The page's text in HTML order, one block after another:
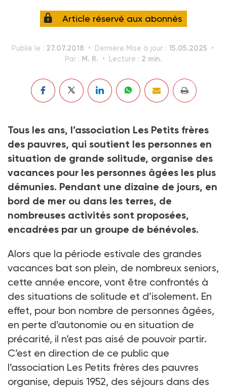
Article réservé aux abonnés
Publié le : 27.07.2018 Dernière Mise à jour : 15.05.2025
Par : M. R. Lecture : 2 min.
Tous les ans, l’association Les Petits frères
des pauvres, qui soutient les personnes en
situation de grande solitude, organise des
vacances pour les personnes âgées les plus
démunies. Pendant une dizaine de jours, en
bord de mer ou dans les terres, de
nombreuses activités sont proposées,
encadrées par un groupe de bénévoles.
Alors que la période estivale des grandes
vacances bat son plein, de nombreux seniors,
cette année encore, vont être confrontés à
des situations de solitude et d’isolement. En
effet, pour bon nombre de personnes âgées,
en perte d’autonomie ou en situation de
précarité, il n’est pas aisé de pouvoir partir.
C’est en direction de ce public que
l’association Les Petits frères des pauvres
organise, depuis 1952, des séjours dans des